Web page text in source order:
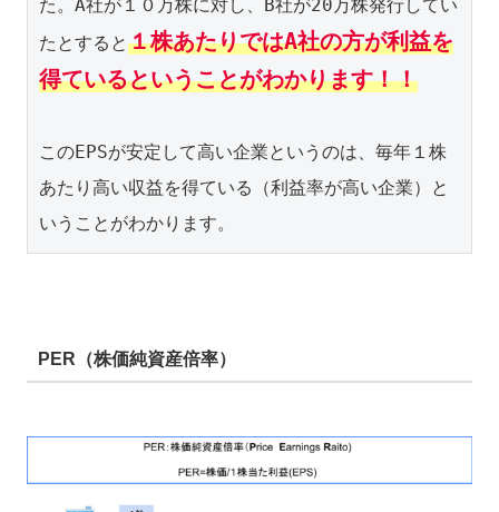
た。A社が１０万株に対し、B社が20万株発行してい
たとすると１株あたりではA社の方が利益を
得ているということがわかります！！
このEPSが安定して高い企業というのは、毎年１株
あたり高い収益を得ている（利益率が高い企業）と
いうことがわかります。
PER（株価純資産倍率）